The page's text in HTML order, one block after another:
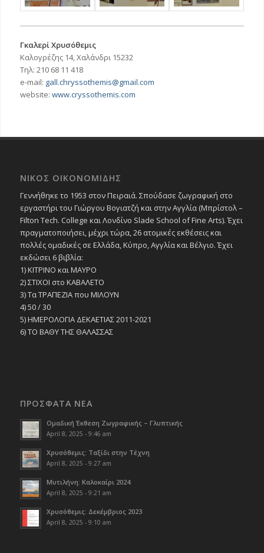
Γκαλερί Χρυσόθεμις
Καλογρέζης 14, Χαλάνδρι 15232
Τηλ: 210 68 11 418
e-mail: gall.chryssothemis@gmail.com
website: www.cryssothemis.com
ΝΙΚΟΣ ΟΙΚΟΝΟΜΙΔΗΣ
Γεννήθηκε το 1953 στον Πειραιά. Σπούδασε ζωγραφική στο
εργαστήρι του Γιώργου Βογιατζή και στην Αγγλία (Μπρίστολ –
Filton Tech. College και Λονδίνο Slade School of Fine Arts). Έχει
πραγματοποιήσει, μέχρι τώρα, 26 ατομικές εκθέσεις και
πολλές ομαδικές σε Ελλάδα, Κύπρο, Αγγλία και Βέλγιο. Έχει
εκδώσει 6 βιβλία:
1) ΚΙΤΡΙΝΟ και ΜΑΥΡΟ
2) ΣΤΙΧΟΙ στο ΚΑΒΑΛΕΤΟ
3) Τα ΤΡΑΠΕΖΙΑ που ΜΙΛΟΥΝ
4) 50 / 30
5) ΗΜΕΡΟΛΟΓΙΑ ΔΕΚΑΕΤΙΑΣ 2011-2021
6) ΤΟ ΒΑΘΥ ΤΗΣ ΘΑΛΑΣΣΑΣ
ΠΡΟΣΦΑΤΑ ΝΕΑ
Ομαδική Έκθεση Ζωγραφικής – Γλυπτικής
April 8, 2025 - 9:46 am
Χρυσόθεμις: Ταξίδι στην Τέχνη
April 8, 2025 - 9:27 am
Μυτιλήνη: Καλοκαίρι 2024
April 8, 2025 - 9:21 am
Χρυσόθεμις: Δεκέμβριος 2023
April 8, 2025 - 9:10 am